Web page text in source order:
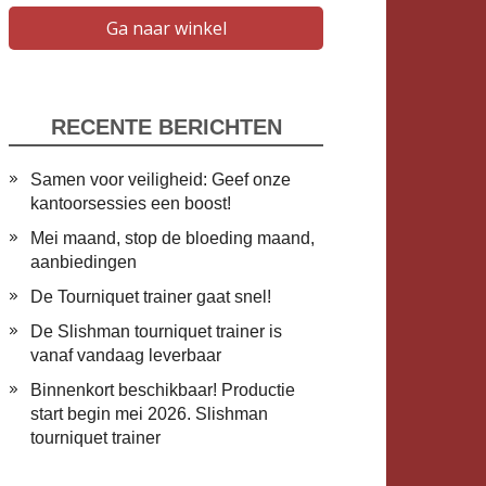
Ga naar winkel
RECENTE BERICHTEN
Samen voor veiligheid: Geef onze
kantoorsessies een boost!
Mei maand, stop de bloeding maand,
aanbiedingen
De Tourniquet trainer gaat snel!
De Slishman tourniquet trainer is
vanaf vandaag leverbaar
​Binnenkort beschikbaar! Productie
start begin mei 2026. Slishman
tourniquet trainer